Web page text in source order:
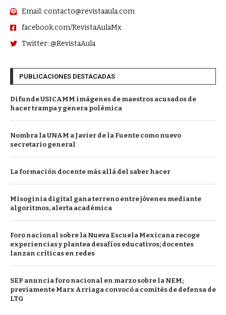
Email: contacto@revistaaula.com
facebook.com/RevistaAulaMx
Twitter: @RevistaAula
PUBLICACIONES DESTACADAS
Difunde USICAMM imágenes de maestros acusados de
hacer trampa y genera polémica
Nombra la UNAM a Javier de la Fuente como nuevo
secretario general
La formación docente más allá del saber hacer
Misoginia digital gana terreno entre jóvenes mediante
algoritmos, alerta académica
Foro nacional sobre la Nueva Escuela Mexicana recoge
experiencias y plantea desafíos educativos; docentes
lanzan críticas en redes
SEP anuncia foro nacional en marzo sobre la NEM;
previamente Marx Arriaga convocó a comités de defensa de
LTG